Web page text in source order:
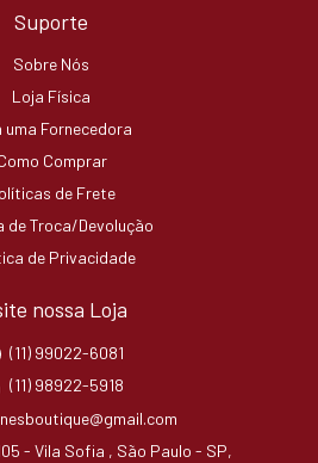
Suporte
Sobre Nós
Loja Física
uma Fornecedora
Comprar
de Frete
de Troca/Devolução
de Privacidade
nossa Loja
(11) 99022-6081
(11) 98922-5918
- Vila Sofia , São Paulo - SP,